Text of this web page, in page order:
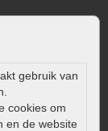
gebruik van
cookies om
en de website